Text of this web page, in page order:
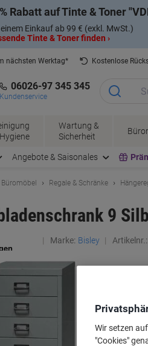
Rabatt auf Tinte & Toner
einem Einkauf ab 99 € (exkl. MwSt.)
Tinte & Toner finden ›
nächsten Werktag* Kostenlose
06026-97 345 345
Kundenservice
Wartung &
Sicherheit
Angebote & Saisonales
Büromöbel Regale & Schränke
9
Marke: Bisley Artikelnr.:
Wir setzen
"Cookies"